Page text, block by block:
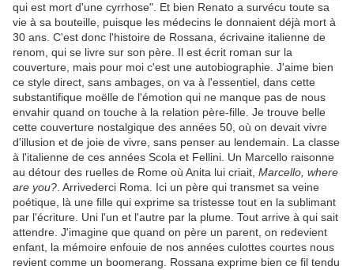
qui est mort d'une cyrrhose". Et bien Renato a survécu toute sa
vie à sa bouteille, puisque les médecins le donnaient déjà mort à
30 ans. C'est donc l'histoire de Rossana, écrivaine italienne de
renom, qui se livre sur son père. Il est écrit roman sur la
couverture, mais pour moi c'est une autobiographie. J'aime bien
ce style direct, sans ambages, on va à l'essentiel, dans cette
substantifique moëlle de l'émotion qui ne manque pas de nous
envahir quand on touche à la relation père-fille. Je trouve belle
cette couverture nostalgique des années 50, où on devait vivre
d'illusion et de joie de vivre, sans penser au lendemain. La classe
à l'italienne de ces années Scola et Fellini. Un Marcello raisonne
au détour des ruelles de Rome où Anita lui criait, Marcello, where
are you? . Arrivederci Roma. Ici un père qui transmet sa veine
poétique, là une fille qui exprime sa tristesse tout en la sublimant
par l'écriture. Uni l'un et l'autre par la plume. Tout arrive à qui sait
attendre. J'imagine que quand on père un parent, on redevient
enfant, la mémoire enfouie de nos années culottes courtes nous
revient comme un boomerang. Rossana exprime bien ce fil tendu